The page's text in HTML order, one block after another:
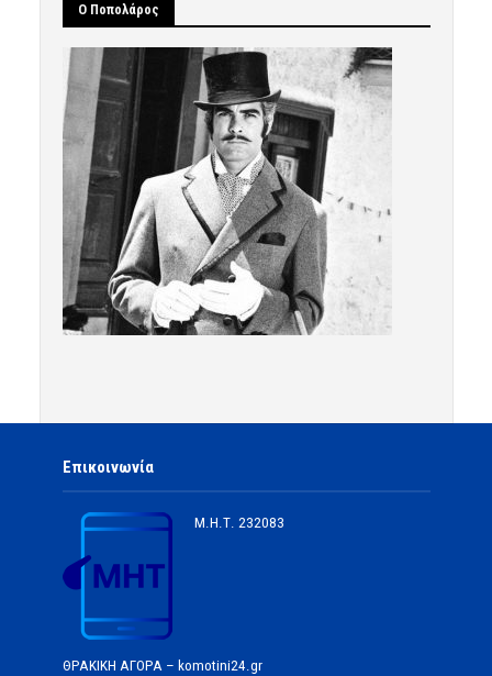
Ο Ποπολάρος
Επικοινωνία
Μ.Η.Τ. 232083
ΘΡΑΚΙΚΗ ΑΓΟΡΑ – komotini24.gr